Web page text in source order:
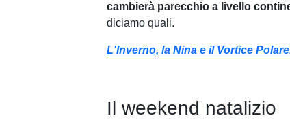
cambierà parecchio a livello
diciamo quali.
L'Inverno, la Nina e il Vortice
Il weekend natalizio